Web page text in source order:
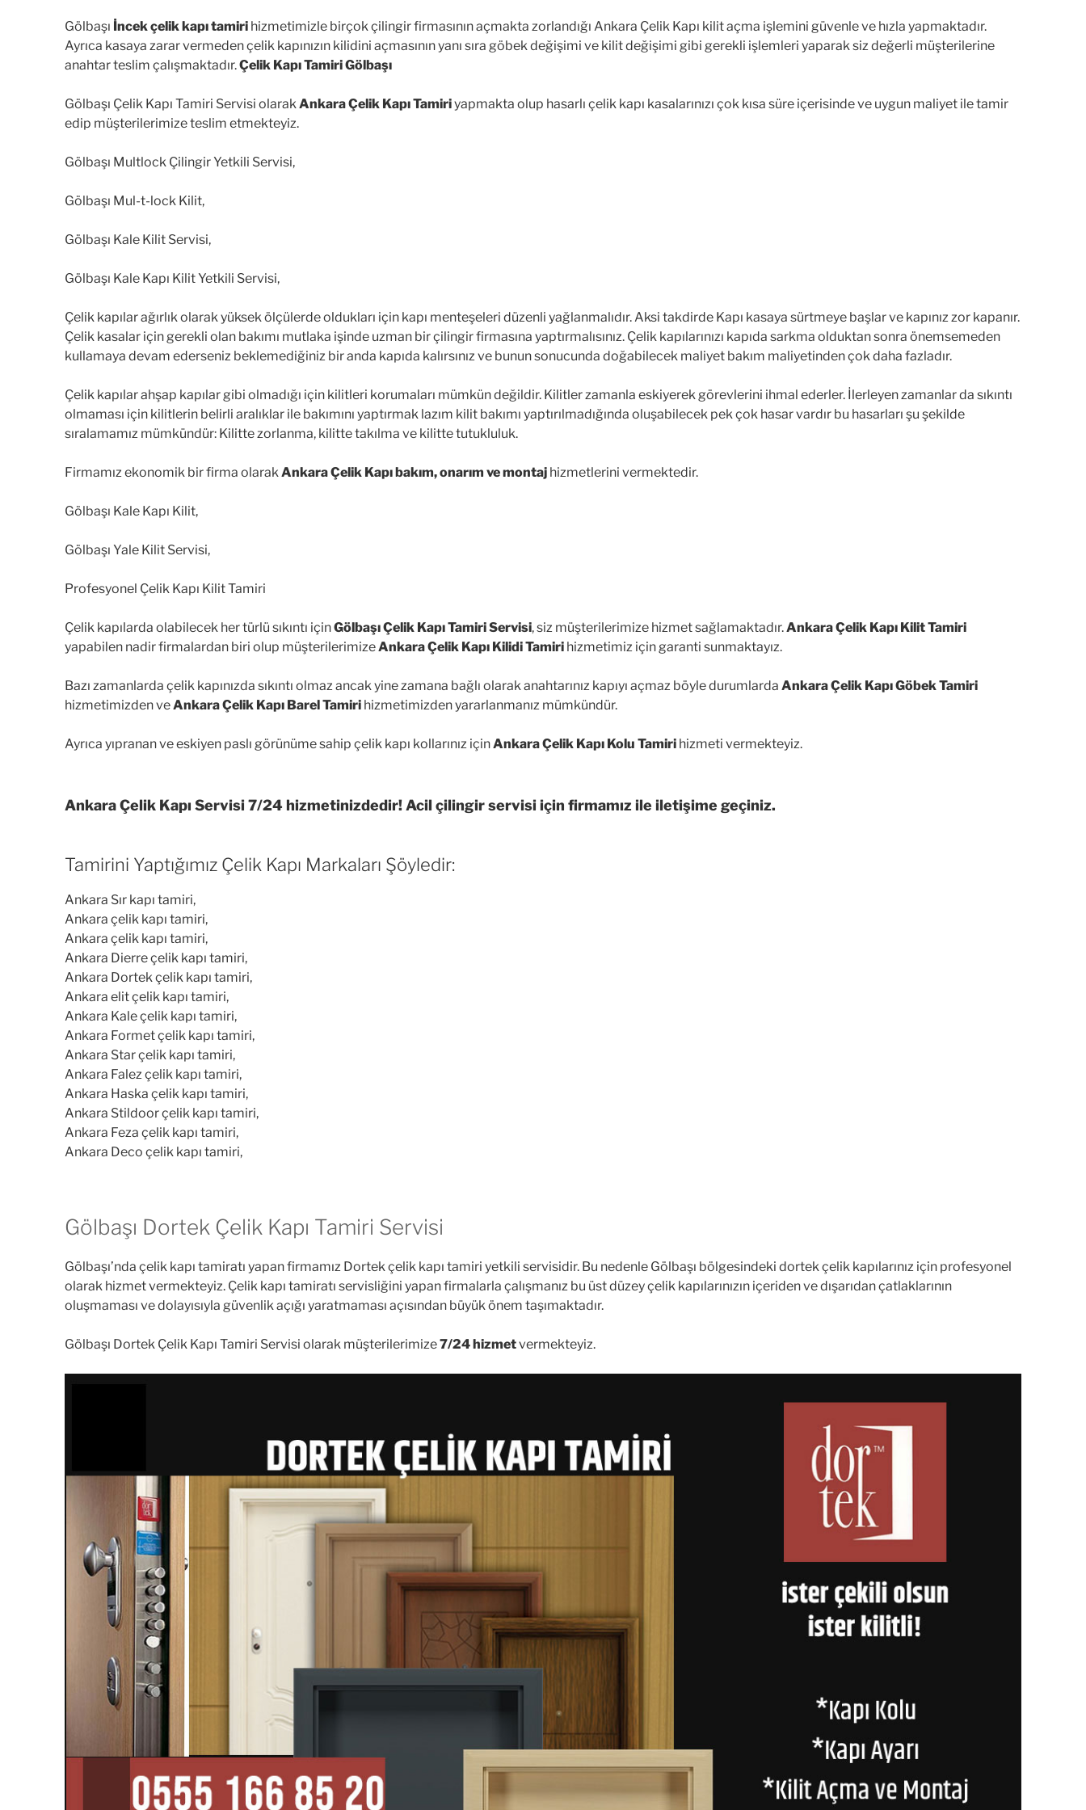
Gölbaşı İncek çelik kapı tamiri hizmetimizle birçok çilingir firmasının açmakta zorlandığı Ankara Çelik Kapı kilit açma işlemini güvenle ve hızla yapmaktadır.
Ayrıca kasaya zarar vermeden çelik kapınızın kilidini açmasının yanı sıra göbek değişimi ve kilit değişimi gibi gerekli işlemleri yaparak siz değerli müşterilerine
anahtar teslim çalışmaktadır.Çelik Kapı Tamiri Gölbaşı
Gölbaşı Çelik Kapı Tamiri Servisi olarakAnkara Çelik Kapı Tamiriyapmakta olup hasarlı çelik kapı kasalarınızı çok kısa süre içerisinde ve uygun maliyet ile tamir
edip müşterilerimize teslim etmekteyiz.
Gölbaşı Multlock Çilingir Yetkili Servisi,
Gölbaşı Mul-t-lock Kilit,
Gölbaşı Kale Kilit Servisi,
Gölbaşı Kale Kapı Kilit Yetkili Servisi,
Çelik kapılar ağırlık olarak yüksek ölçülerde oldukları için kapı menteşeleri düzenli yağlanmalıdır. Aksi takdirde Kapı kasaya sürtmeye başlar ve kapınız zor kapanır.
Çelik kasalar için gerekli olan bakımı mutlaka işinde uzman bir çilingir firmasına yaptırmalısınız. Çelik kapılarınızı kapıda sarkma olduktan sonra önemsemeden
kullamaya devam ederseniz beklemediğiniz bir anda kapıda kalırsınız ve bunun sonucunda doğabilecek maliyet bakım maliyetinden çok daha fazladır.
Çelik kapılar ahşap kapılar gibi olmadığı için kilitleri korumaları mümkün değildir. Kilitler zamanla eskiyerek görevlerini ihmal ederler. İlerleyen zamanlar da sıkıntı
olmaması için kilitlerin belirli aralıklar ile bakımını yaptırmak lazım kilit bakımı yaptırılmadığında oluşabilecek pek çok hasar vardır bu hasarları şu şekilde
sıralamamız mümkündür: Kilitte zorlanma, kilitte takılma ve kilitte tutukluluk.
Firmamız ekonomik bir firma olarakAnkara Çelik Kapı bakım, onarım ve montaj hizmetlerini vermektedir.
Gölbaşı Kale Kapı Kilit,
Gölbaşı Yale Kilit Servisi,
Profesyonel Çelik Kapı Kilit Tamiri
Çelik kapılarda olabilecek her türlü sıkıntı içinGölbaşı Çelik Kapı Tamiri Servisi, siz müşterilerimize hizmet sağlamaktadır.Ankara Çelik Kapı Kilit Tamiri
yapabilen nadir firmalardan biri olup müşterilerimizeAnkara Çelik Kapı Kilidi Tamiri hizmetimiz için garanti sunmaktayız.
Bazı zamanlarda çelik kapınızda sıkıntı olmaz ancak yine zamana bağlı olarak anahtarınız kapıyı açmaz böyle durumlarda Ankara Çelik Kapı Göbek Tamiri
hizmetimizden veAnkara Çelik Kapı Barel Tamiri hizmetimizden yararlanmanız mümkündür.
Ayrıca yıpranan ve eskiyen paslı görünüme sahip çelik kapı kollarınız içinAnkara Çelik Kapı Kolu Tamiri hizmeti vermekteyiz.
Ankara Çelik Kapı Servisi 7/24 hizmetinizdedir! Acil çilingir servisi için firmamız ile iletişime geçiniz.
Tamirini Yaptığımız Çelik Kapı Markaları Şöyledir:
Ankara Sır kapı tamiri,
Ankara çelik kapı tamiri,
Ankara çelik kapı tamiri,
Ankara Dierre çelik kapı tamiri,
Ankara Dortek çelik kapı tamiri,
Ankara elit çelik kapı tamiri,
Ankara Kale çelik kapı tamiri,
Ankara Formet çelik kapı tamiri,
Ankara Star çelik kapı tamiri,
Ankara Falez çelik kapı tamiri,
Ankara Haska çelik kapı tamiri,
Ankara Stildoor çelik kapı tamiri,
Ankara Feza çelik kapı tamiri,
Ankara Deco çelik kapı tamiri,
Gölbaşı Dortek Çelik Kapı Tamiri Servisi
Gölbaşı’nda çelik kapı tamiratı yapan firmamız Dortek çelik kapı tamiri yetkili servisidir. Bu nedenle Gölbaşı bölgesindeki dortek çelik kapılarınız için profesyonel
olarak hizmet vermekteyiz. Çelik kapı tamiratı servisliğini yapan firmalarla çalışmanız bu üst düzey çelik kapılarınızın içeriden ve dışarıdan çatlaklarının
oluşmaması ve dolayısıyla güvenlik açığı yaratmaması açısından büyük önem taşımaktadır.
Gölbaşı Dortek Çelik Kapı Tamiri Servisi olarak müşterilerimize7/24 hizmetvermekteyiz.